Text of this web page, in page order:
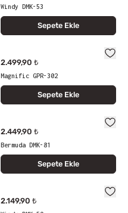
Windy DMK-53
Sepete Ekle
2.499,90 ₺
Magnific GPR-302
Sepete Ekle
2.449,90 ₺
Bermuda DMK-81
Sepete Ekle
2.149,90 ₺